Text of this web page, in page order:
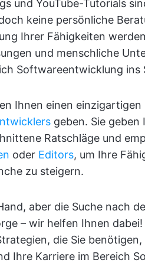
und YouTube-Tutorials
keine persönliche
Ihrer Fähigkeiten
und menschliche
Softwareentwicklung ins
Ihnen einen
geben. Sie
Ratschläge und
oder Editors, um Ihre
zu steigern.
aber die Suche nach
– wir helfen Ihnen
die Sie benötigen,
Ihre Karriere im Bereich